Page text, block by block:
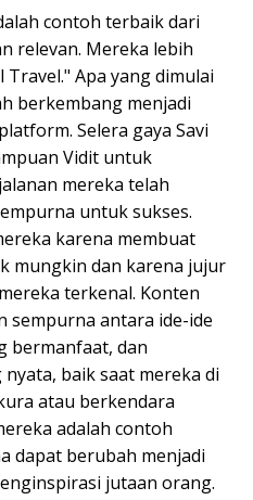
contoh terbaik dari
relevan. Mereka lebih
Apa yang dimulai
berkembang menjadi
Selera gaya Savi
Vidit untuk
mereka telah
untuk sukses.
karena membuat
mungkin dan karena jujur
terkenal. Konten
sempurna antara ide-ide
bermanfaat, dan
baik saat mereka di
atau berkendara
adalah contoh
dapat berubah menjadi
jutaan orang.